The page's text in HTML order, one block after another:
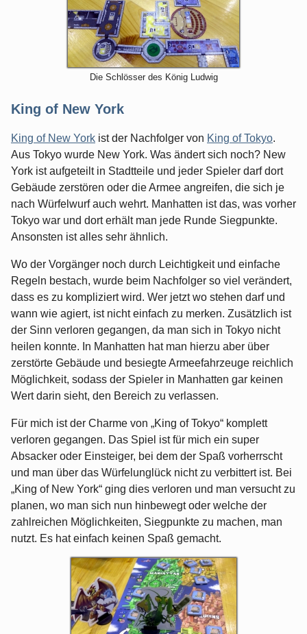
Die Schlösser des König Ludwig
King of New York
King of New York ist der Nachfolger von King of Tokyo.
Aus Tokyo wurde New York. Was ändert sich noch? New
York ist aufgeteilt in Stadtteile und jeder Spieler darf dort
Gebäude zerstören oder die Armee angreifen, die sich je
nach Würfelwurf auch wehrt. Manhatten ist das, was vorher
Tokyo war und dort erhält man jede Runde Siegpunkte.
Ansonsten ist alles sehr ähnlich.
Wo der Vorgänger noch durch Leichtigkeit und einfache
Regeln bestach, wurde beim Nachfolger so viel verändert,
dass es zu kompliziert wird. Wer jetzt wo stehen darf und
wann wie agiert, ist nicht einfach zu merken. Zusätzlich ist
der Sinn verloren gegangen, da man sich in Tokyo nicht
heilen konnte. In Manhatten hat man hierzu aber über
zerstörte Gebäude und besiegte Armeefahrzeuge reichlich
Möglichkeit, sodass der Spieler in Manhatten gar keinen
Wert darin sieht, den Bereich zu verlassen.
Für mich ist der Charme von „King of Tokyo“ komplett
verloren gegangen. Das Spiel ist für mich ein super
Absacker oder Einsteiger, bei dem der Spaß vorherrscht
und man über das Würfelunglück nicht zu verbittert ist. Bei
„King of New York“ ging dies verloren und man versucht zu
planen, wo man sich nun hinbewegt oder welche der
zahlreichen Möglichkeiten, Siegpunkte zu machen, man
nutzt. Es hat einfach keinen Spaß gemacht.